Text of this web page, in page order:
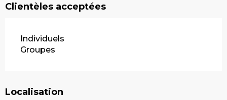
Clientèles acceptées
Individuels
Groupes
Localisation